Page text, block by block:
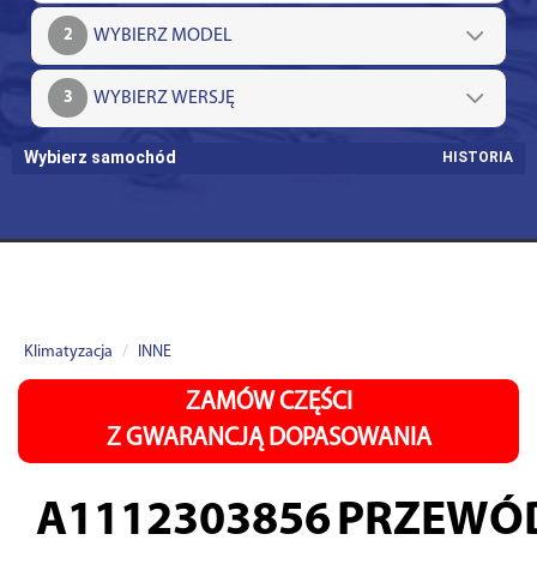
2
3
Wybierz samochód HISTORIA
Klimatyzacja INNE
ZAMÓW CZĘŚCI
Z GWARANCJĄ DOPASOWANIA
A1112303856